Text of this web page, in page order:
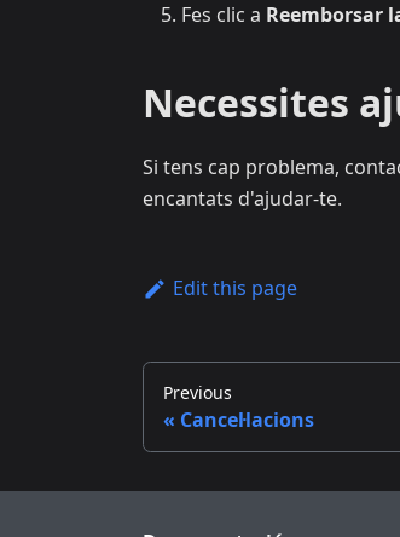
Fes clic a Reemborsar
Necessites
Si tens cap problema,
encantats d'ajudar-te.
Edit this page
Previous
Cancel·lacions